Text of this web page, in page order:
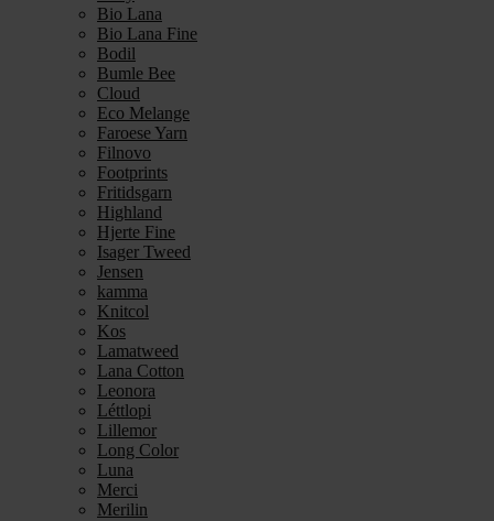
Bio Lana
Bio Lana Fine
Bodil
Bumle Bee
Cloud
Eco Melange
Faroese Yarn
Filnovo
Footprints
Fritidsgarn
Highland
Hjerte Fine
Isager Tweed
Jensen
kamma
Knitcol
Kos
Lamatweed
Lana Cotton
Leonora
Léttlopi
Lillemor
Long Color
Luna
Merci
Merilin